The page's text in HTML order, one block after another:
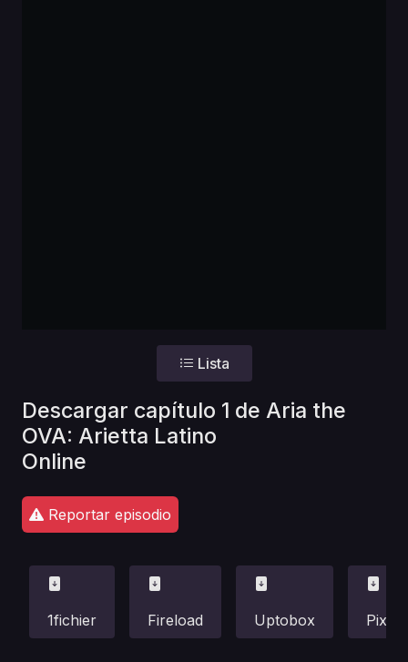
Lista
Descargar capítulo 1 de Aria the
OVA: Arietta Latino
Online
Reportar episodio
1fichier Fireload Uptobox